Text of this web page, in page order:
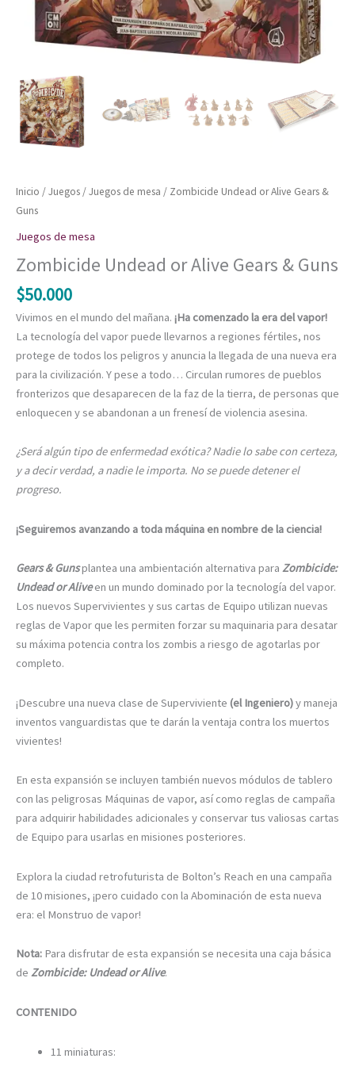
Inicio /Juegos /Juegos de mesa / Zombicide Undead or Alive Gears &
Guns
Juegos de mesa
Zombicide Undead or Alive Gears & Guns
$50.000
Vivimos en el mundo del mañana. ¡Ha comenzado la era del vapor!
La tecnología del vapor puede llevarnos a regiones fértiles, nos
protege de todos los peligros y anuncia la llegada de una nueva era
para la civilización. Y pese a todo… Circulan rumores de pueblos
fronterizos que desaparecen de la faz de la tierra, de personas que
enloquecen y se abandonan a un frenesí de violencia asesina.
¿Será algún tipo de enfermedad exótica? Nadie lo sabe con certeza,
y a decir verdad, a nadie le importa. No se puede detener el
progreso.
¡Seguiremos avanzando a toda máquina en nombre de la ciencia!
Gears & Gunsplantea una ambientación alternativa para Zombicide:
Undead or Aliveen un mundo dominado por la tecnología del vapor.
Los nuevos Supervivientes y sus cartas de Equipo utilizan nuevas
reglas de Vapor que les permiten forzar su maquinaria para desatar
su máxima potencia contra los zombis a riesgo de agotarlas por
completo.
¡Descubre una nueva clase de Superviviente (el Ingeniero)y maneja
inventos vanguardistas que te darán la ventaja contra los muertos
vivientes!
En esta expansión se incluyen también nuevos módulos de tablero
con las peligrosas Máquinas de vapor, así como reglas de campaña
para adquirir habilidades adicionales y conservar tus valiosas cartas
de Equipo para usarlas en misiones posteriores.
Explora la ciudad retrofuturista de Bolton’s Reach en una campaña
de 10 misiones, ¡pero cuidado con la Abominación de esta nueva
era: el Monstruo de vapor!
Nota: Para disfrutar de esta expansión se necesita una caja básica
de Zombicide: Undead or Alive.
CONTENIDO
11 miniaturas: